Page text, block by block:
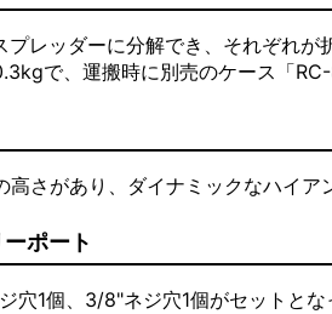
レッダーに分解でき、それぞれ
で、運搬時に別売のケース「RC-
さがあり、ダイナミックなハイア
ポート
穴1個、3/8"ネジ穴1個がセットとな